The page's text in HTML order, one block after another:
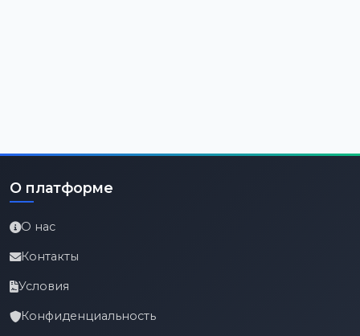
О платформе
О нас
Контакты
Условия
Конфиденциальность